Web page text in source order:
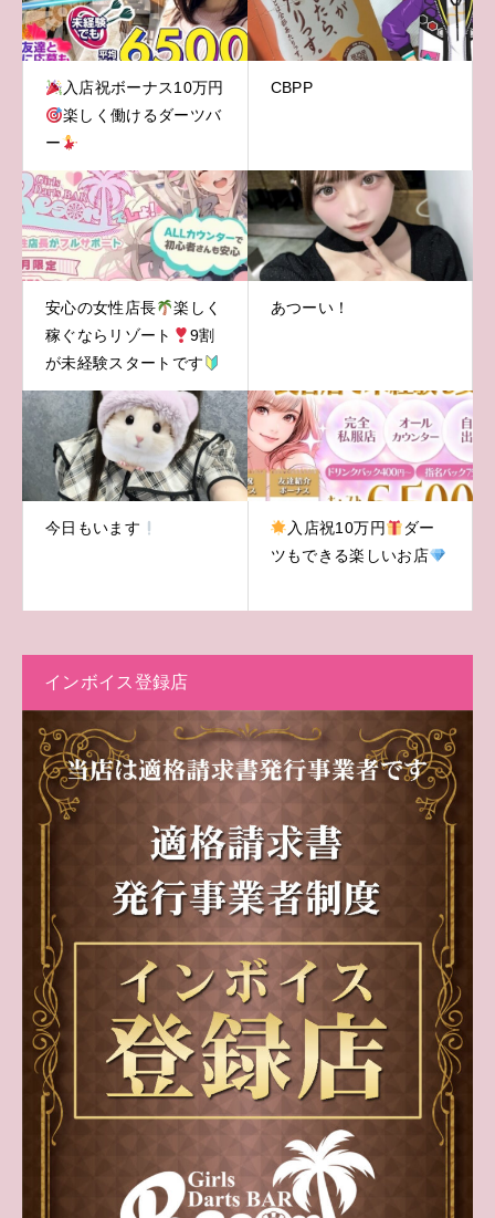
入店祝ボーナス10万円
楽しく働けるダーツバ
ー
CBPP
安心の女性店長
楽しく
稼ぐならリゾート
9割
が未経験スタートです
あつーい！
今日もいます 入店祝10万円
ダー
ツもできる楽しいお店
インボイス登録店